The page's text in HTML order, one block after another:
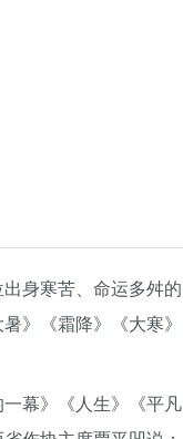
身寒苦、命运多舛的
》《霜降》《大寒》
幕》《人生》《平凡